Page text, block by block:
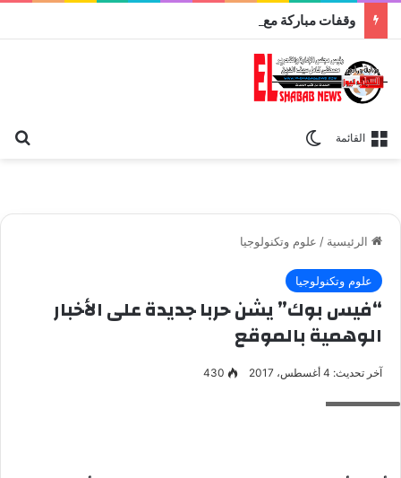
القائمة
الرئيسية / علوم وتكنولوجيا
علوم وتكنولوجيا
“فيس بوك” يشن حربا جديدة على الأخبار
الوهمية بالموقع
آخر تحديث: 4 أغسطس، 2017 430